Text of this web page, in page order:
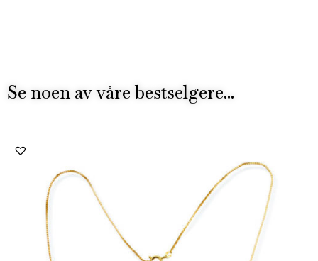
Se noen av våre bestselgere...